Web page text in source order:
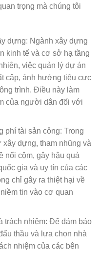
trọng mà chúng tôi
dựng: Ngành xây dựng
kinh tế và cơ sở hạ tầng
việc quản lý dự án
cập, ảnh hưởng tiêu cực
trình. Điều này làm
của người dân đối với
phí tài sản công: Trong
dựng, tham nhũng và
nổi cộm, gây hậu quả
gia và uy tín của các
chỉ gây ra thiệt hại về
tin vào cơ quan
trách nhiệm: Để đảm bảo
thầu và lựa chọn nhà
nhiệm của các bên